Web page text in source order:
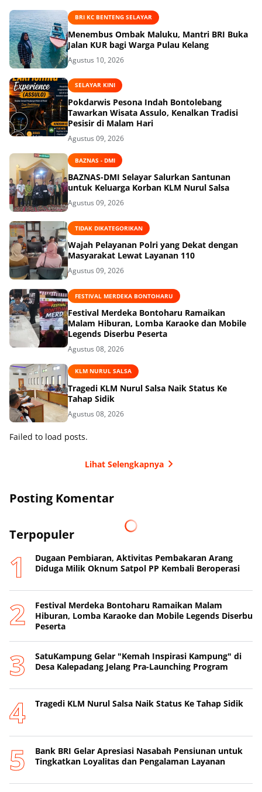
BRI KC BENTENG SELAYAR
Menembus Ombak Maluku, Mantri BRI Buka
Jalan KUR bagi Warga Pulau Kelang
Agustus 10, 2026
SELAYAR KINI
Pokdarwis Pesona Indah Bontolebang
Tawarkan Wisata Assulo, Kenalkan Tradisi
Pesisir di Malam Hari
Agustus 09, 2026
BAZNAS - DMI
BAZNAS-DMI Selayar Salurkan Santunan
untuk Keluarga Korban KLM Nurul Salsa
Agustus 09, 2026
TIDAK DIKATEGORIKAN
Wajah Pelayanan Polri yang Dekat dengan
Masyarakat Lewat Layanan 110
Agustus 09, 2026
FESTIVAL MERDEKA BONTOHARU
‎Festival Merdeka Bontoharu Ramaikan
Malam Hiburan, Lomba Karaoke dan Mobile
Legends Diserbu Peserta ‎
Agustus 08, 2026
KLM NURUL SALSA
Tragedi KLM Nurul Salsa Naik Status Ke
Tahap Sidik
Agustus 08, 2026
Failed to load posts.
Lihat Selengkapnya
Posting Komentar
Terpopuler
Dugaan Pembiaran, Aktivitas Pembakaran Arang
Diduga Milik Oknum Satpol PP Kembali Beroperasi
‎Festival Merdeka Bontoharu Ramaikan Malam
Hiburan, Lomba Karaoke dan Mobile Legends Diserbu
Peserta ‎
SatuKampung Gelar "Kemah Inspirasi Kampung" di
Desa Kalepadang Jelang Pra-Launching Program
Tragedi KLM Nurul Salsa Naik Status Ke Tahap Sidik
‎Bank BRI Gelar Apresiasi Nasabah Pensiunan untuk
Tingkatkan Loyalitas dan Pengalaman Layanan